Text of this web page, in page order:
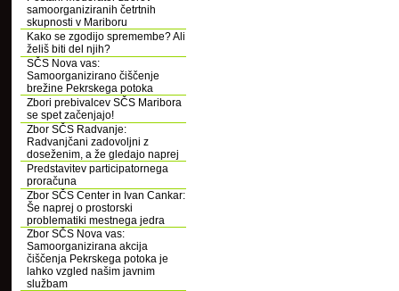
samoorganiziranih četrtnih
skupnosti v Mariboru
Kako se zgodijo spremembe? Ali
želiš biti del njih?
SČS Nova vas:
Samoorganizirano čiščenje
brežine Pekrskega potoka
Zbori prebivalcev SČS Maribora
se spet začenjajo!
Zbor SČS Radvanje:
Radvanjčani zadovoljni z
doseženim, a že gledajo naprej
Predstavitev participatornega
proračuna
Zbor SČS Center in Ivan Cankar:
Še naprej o prostorski
problematiki mestnega jedra
Zbor SČS Nova vas:
Samoorganizirana akcija
čiščenja Pekrskega potoka je
lahko vzgled našim javnim
službam